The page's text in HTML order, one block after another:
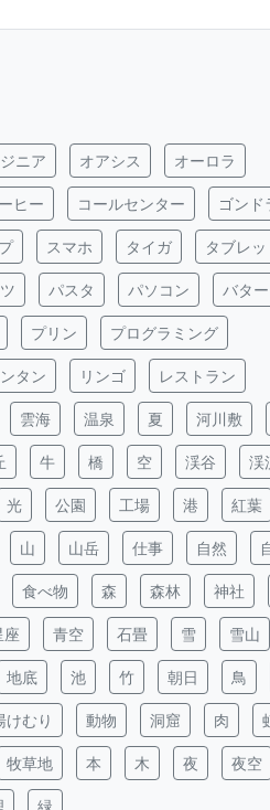
ニア オアシス オーロラ
ヒー コールセンター ゴンド
スマホ タイガ タブレッ
パスタ パソコン バター
プリン プログラミング
タン リンゴ レストラン
雲海 温泉 夏 河川敷
牛 橋 空 渓谷 渓
光 公園 工場 港 紅葉
山 山岳 仕事 自然
食べ物 森 森林 神社
座 青空 石畳 雪 雪山
地底 池 竹 朝日 鳥
けむり 動物 洞窟 肉
牧草地 本 木 夜 夜空